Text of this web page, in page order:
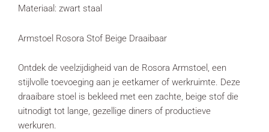
Materiaal: zwart staal
Armstoel Rosora Stof Beige Draaibaar
Ontdek de veelzijdigheid van de Rosora Armstoel, een
stijlvolle toevoeging aan je eetkamer of werkruimte. Deze
draaibare stoel is bekleed met een zachte, beige stof die
uitnodigt tot lange, gezellige diners of productieve
werkuren.